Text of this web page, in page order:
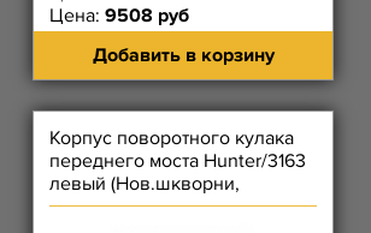
Цена: 9508 руб
Добавить в корзину
Корпус поворотного кулака
переднего моста Hunter/3163
левый (Нов.шкворни,
Диск.торм., Без Рычага ПК)